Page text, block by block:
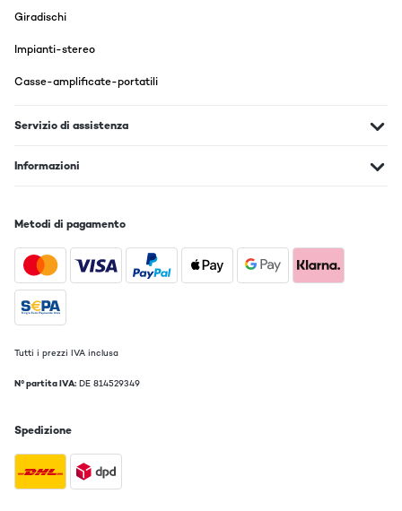
Giradischi
Impianti-stereo
Casse-amplificate-portatili
Servizio di assistenza
Informazioni
Metodi di pagamento
Tutti i prezzi IVA inclusa
N° partita IVA: DE 814529349
Spedizione